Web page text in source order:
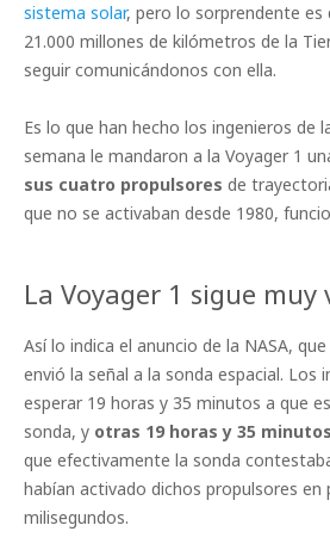
sistema solar, pero lo sorprendente es
21.000 millones de kilómetros de la
seguir comunicándonos con ella.
Es lo que han hecho los ingenieros de
semana le mandaron a la Voyager 1
sus cuatro propulsores de
que no se activaban desde 1980,
La Voyager 1 sigue muy
Así lo indica el anuncio de la NASA,
envió la señal a la sonda espacial. Los
esperar 19 horas y 35 minutos a que
sonda, y otras 19 horas y 35
que efectivamente la sonda
habían activado dichos propulsores en
milisegundos.